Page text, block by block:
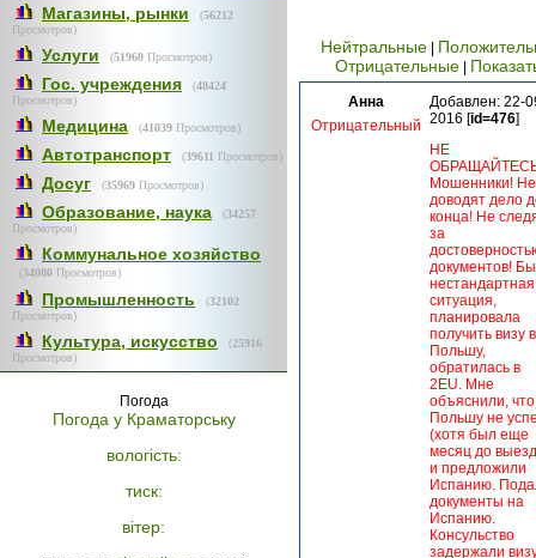
Магазины, рынки (56212
Просмотров)
Услуги (51960 Просмотров)
Гос. учреждения (48424
Просмотров)
Медицина (41039 Просмотров)
Автотранспорт (39611 Просмотров)
Досуг (35969 Просмотров)
Образование, наука (34257
Просмотров)
Коммунальное хозяйство
(34080 Просмотров)
Промышленность (32102
Просмотров)
Культура, искусство (25916
Просмотров)
Погода
Погода у Краматорську
вологість:
тиск:
вітер:
Нейтральные
Отрицательные
Анна
Отрицательный
Добавлен: 22-
2016 [id=476]
НЕ
Мошенники! Не
доводят дело
конца! Не
за
документов!
нестандартная
ситуация,
планировала
получить визу в
Польшу,
обратилась в
2EU. Мне
объяснили,
Польшу не
(хотя был еще
месяц до
и предложили
Испанию.
документы на
Испанию.
Консульство
задержали